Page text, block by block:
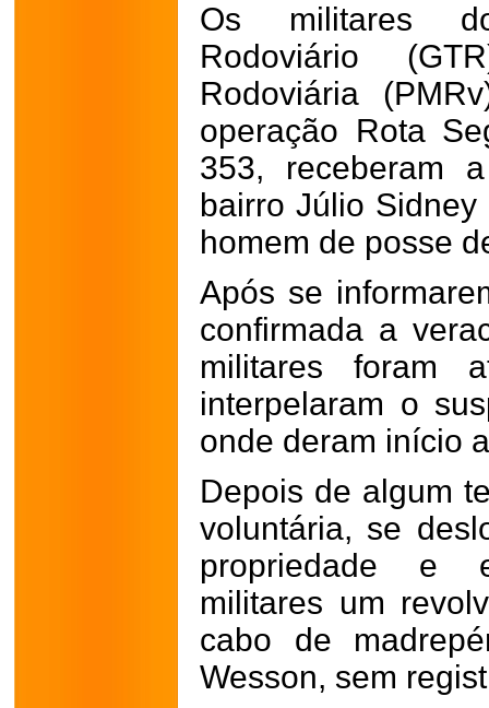
Os militares
Rodoviário
Rodoviária
operação Rota
353, receberam
bairro Júlio
homem de posse
Após se
confirmada a
militares foram
interpelaram o
onde deram início
Depois de algum
voluntária, se
propriedade e
militares um
cabo de
Wesson, sem